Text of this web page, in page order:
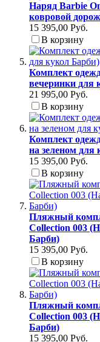
Наряд Barbie
ковровой
15 395,00 Руб.
В корзину
Комплект
вечеринки для
21 995,00 Руб.
В корзину
Комплект
на зеленом для
15 395,00 Руб.
В корзину
Пляжный
Collection 003
Барби)
15 395,00 Руб.
В корзину
Пляжный
Collection 003
Барби)
15 395,00 Руб.